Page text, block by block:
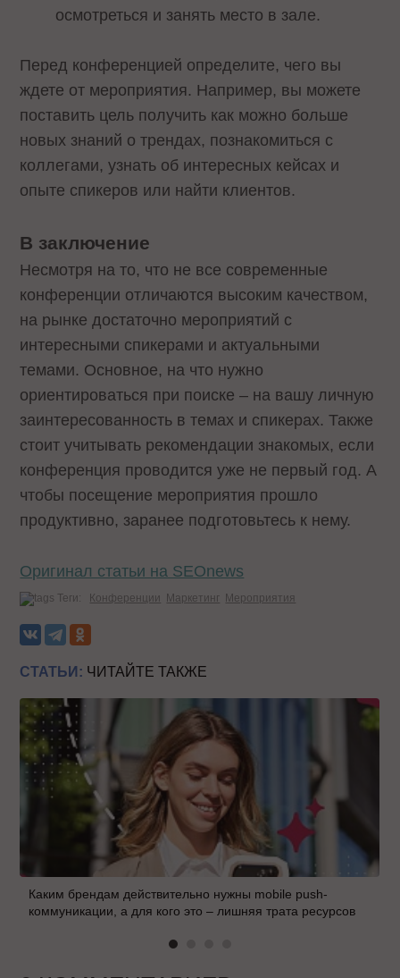
осмотреться и занять место в зале.
Перед конференцией определите, чего вы
ждете от мероприятия. Например, вы можете
поставить цель получить как можно больше
новых знаний о трендах, познакомиться с
коллегами, узнать об интересных кейсах и
опыте спикеров или найти клиентов.
В заключение
Несмотря на то, что не все современные
конференции отличаются высоким качеством,
на рынке достаточно мероприятий с
интересными спикерами и актуальными
темами. Основное, на что нужно
ориентироваться при поиске – на вашу личную
заинтересованность в темах и спикерах. Также
стоит учитывать рекомендации знакомых, если
конференция проводится уже не первый год. А
чтобы посещение мероприятия прошло
продуктивно, заранее подготовьтесь к нему.
Оригинал статьи на SEOnews
Теги: Конференции Маркетинг Мероприятия
СТАТЬИ: ЧИТАЙТЕ ТАКЖЕ
Каким брендам действительно нужны mobile push-
коммуникации, а для кого это – лишняя трата ресурсов